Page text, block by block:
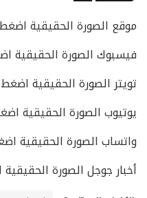
موقع الصورة الحقيقية اضغط
فيسبوك الصورة الحقيقية
تويتر الصورة الحقيقية اضغط
يوتيوب الصورة الحقيقية
واتساب الصورة الحقيقية
أخبار جوجل الصورة